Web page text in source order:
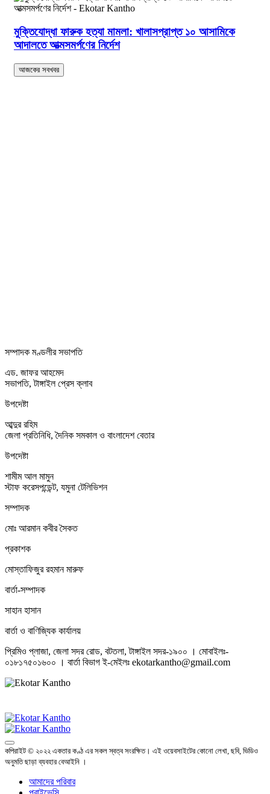
মুক্তিযোদ্ধা ফারুক হত্যা মামলা: খালাসপ্রাপ্ত ১০ আসামিকে
আদালতে আত্মসমর্পণের নির্দেশ
সম্পাদক মণ্ডলীর সভাপতি
এড. জাফর আহমেদ
সভাপতি, টাঙ্গাইল প্রেস ক্লাব
উপদেষ্টা
আব্দুর রহিম
জেলা প্রতিনিধি, দৈনিক সমকাল ও বাংলাদেশ বেতার
উপদেষ্টা
শামীম আল মামুন
স্টাফ করেসপন্ডেন্ট, যমুনা টেলিভিশন
সম্পাদক
মোঃ আরমান কবীর সৈকত
প্রকাশক
মোস্তাফিজুর রহমান মারুফ
বার্তা-সম্পাদক
সাহান হাসান
বার্তা ও বাণিজ্যিক কার্যালয়
প্রিমিও প্লাজা, জেলা সদর রোড, বটতলা, টাঙ্গাইল সদর-১৯০০ । মোবাইলঃ-
০১৮১৭৫০১৬০০ । বার্তা বিভাগ ই-মেইলঃ ekotarkantho@gmail.com
কপিরাইট © ২০২২ একতার কণ্ঠ এর সকল স্বত্ব সংরক্ষিত। এই ওয়েবসাইটের কোনো লেখা, ছবি, ভিডিও
অনুমতি ছাড়া ব্যবহার বেআইনি ।
আমাদের পরিবার